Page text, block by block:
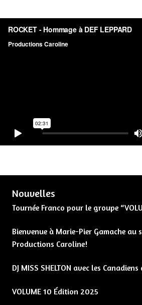
Nouvelles
Tournée Franco pour le groupe
Bienvenue à Marie-Pier Gamache au
Productions Caroline!
DJ MISS SHELTON avec les
VOLUME 10 Édition 2025